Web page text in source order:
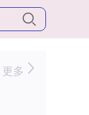
更多